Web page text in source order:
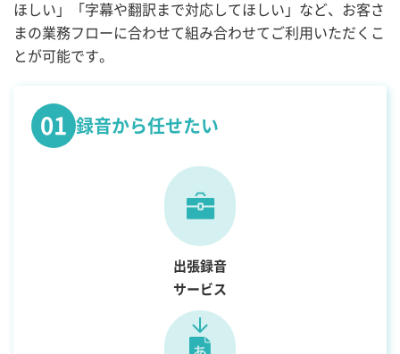
ほしい」「字幕や翻訳まで対応してほしい」など、お客さ
まの業務フローに合わせて組み合わせてご利用いただくこ
とが可能です。
01 録音から任せたい
出張録音
サービス